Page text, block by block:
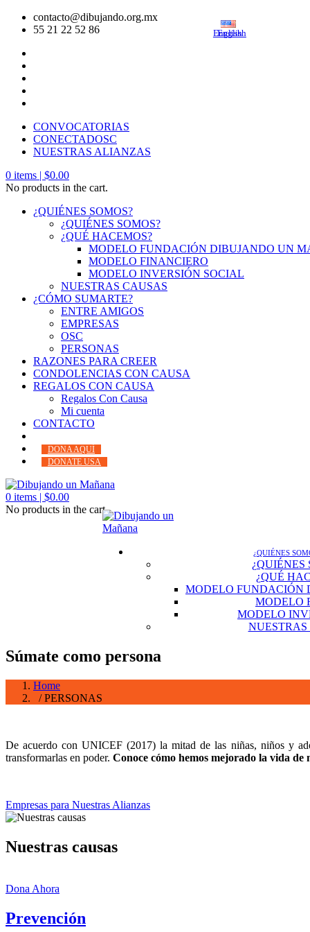
contacto@dibujando.org.mx
55 21 22 52 86
CONVOCATORIAS
CONECTADOSC
NUESTRAS ALIANZAS
0 items | $0.00
No products in the cart.
¿QUIÉNES SOMOS?
¿QUIÉNES SOMOS?
¿QUÉ HACEMOS?
MODELO FUNDACIÓN DIBUJANDO UN
MODELO FINANCIERO
MODELO INVERSIÓN SOCIAL
NUESTRAS CAUSAS
¿CÓMO SUMARTE?
ENTRE AMIGOS
EMPRESAS
OSC
PERSONAS
RAZONES PARA CREER
CONDOLENCIAS CON CAUSA
REGALOS CON CAUSA
Regalos Con Causa
Mi cuenta
CONTACTO
English
DONA AQUÍ
DONATE USA
0 items | $0.00
No products in the cart.
¿QUIÉNES
¿QUIÉNES
¿QUÉ
MODELO FUNDACIÓN
MODELO
MODELO
NUESTRAS
English
Súmate como persona
Home
/ PERSONAS
De acuerdo con UNICEF (2017) la mitad de las niñas, niños y
transformarlas en poder. Conoce cómo hemos mejorado la vida de
Empresas para Nuestras Alianzas
Nuestras causas
Dona Ahora
Prevención